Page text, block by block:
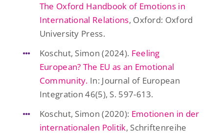
The Oxford Handbook of Emotions in
International Relations, Oxford: Oxford
University Press.
Koschut, Simon (2024). Feeling
European? The EU as an Emotional
Community. In: Journal of European
Integration 46(5), S. 597-613.
Koschut, Simon (2020): Emotionen in der
internationalen Politik, Schriftenreihe